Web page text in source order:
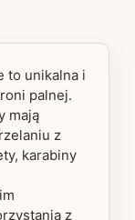
to unikalna i
palnej.
mają
z
karabiny
z